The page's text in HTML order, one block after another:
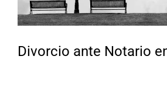
Divorcio ante Notario